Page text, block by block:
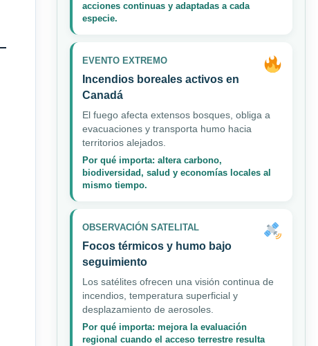
acciones continuas y adaptadas a cada
especie.
EVENTO EXTREMO
Incendios boreales activos en
Canadá
El fuego afecta extensos bosques, obliga a
evacuaciones y transporta humo hacia
territorios alejados.
Por qué importa: altera carbono,
biodiversidad, salud y economías locales al
mismo tiempo.
OBSERVACIÓN SATELITAL
Focos térmicos y humo bajo
seguimiento
Los satélites ofrecen una visión continua de
incendios, temperatura superficial y
desplazamiento de aerosoles.
Por qué importa: mejora la evaluación
regional cuando el acceso terrestre resulta